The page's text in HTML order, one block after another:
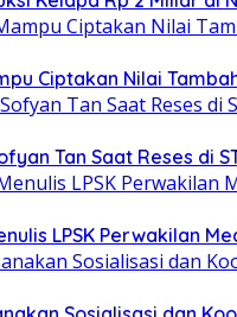
Ciptakan Nilai
Tan Saat Reses di
LPSK Perwakilan